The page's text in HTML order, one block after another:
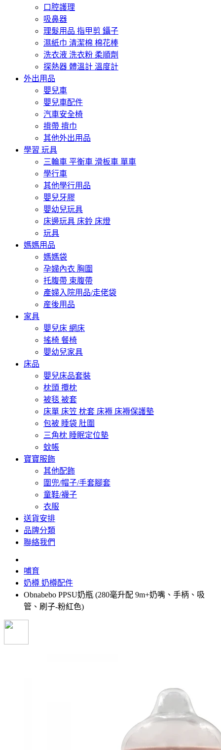
口腔護理
吸鼻器
理髮用品 指甲剪 鑷子
濕紙巾 清潔棉 棉花棒
洗衣液 洗衣粉 柔順劑
探熱器 體溫計 溫度計
外出用品
嬰兒車
嬰兒車配件
汽車安全椅
揹帶 揹巾
其他外出用品
學習 玩具
三輪車 平衡車 滑板車 單車
學行車
其他學行用品
嬰兒牙膠
嬰幼兒玩具
床邊玩具 床鈴 床燈
玩具
媽媽用品
媽媽袋
孕婦內衣 胸圍
托腹帶 束腹帶
產婦入院用品/走佬袋
産後用品
家具
嬰兒床 網床
搖椅 餐椅
嬰幼兒家具
床品
嬰兒床品套裝
枕頭 攬枕
被毯 被套
床單 床笠 枕套 床褥 床褥保護墊
包被 睡袋 肚圍
三角枕 睡眠定位墊
蚊帳
寶寶服飾
其他配飾
圍兜/帽子/手套腳套
童鞋/襪子
衣服
送貨安排
品牌分類
聯絡我們
哺育
奶樽 奶樽配件
Obnabebo PPSU奶瓶 (280毫升配 9m+奶嘴、手柄、吸
管、刷子-粉紅色)